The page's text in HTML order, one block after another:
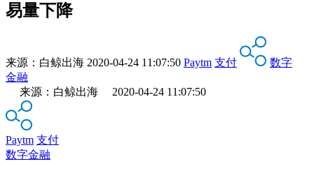
易量下降
来源： 白鲸出海 2020-04-24 11:07:50 Paytm 支付
数字
金融
来源：白鲸出海 2020-04-24 11:07:50
Paytm 支付
数字金融